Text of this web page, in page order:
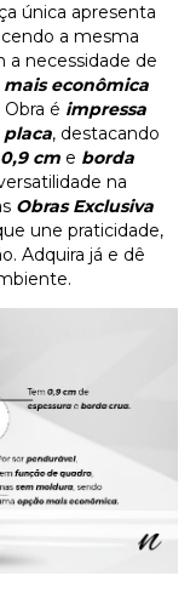
única apresenta
a mesma
a necessidade de
econômica
Obra é impressa
, destacando
cm e borda
na
Obras Exclusiva
une praticidade,
Adquira já e dê